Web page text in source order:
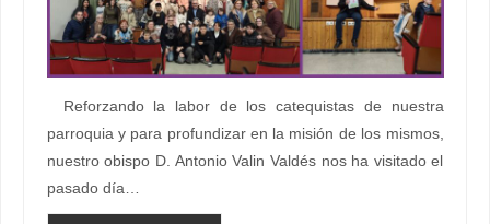
Reforzando la labor de los catequistas de nuestra
parroquia y para profundizar en la misión de los mismos,
nuestro obispo D. Antonio Valin Valdés nos ha visitado el
pasado día…